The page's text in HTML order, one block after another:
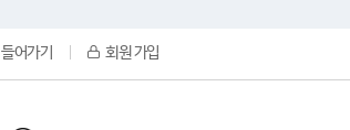
들어가기 회원 가입